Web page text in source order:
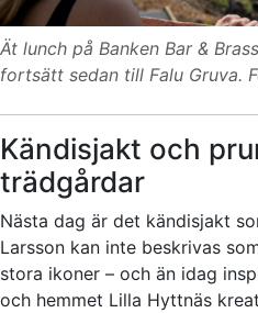
Ät lunch på Banken Bar &
fortsätt sedan till Falu Gruva.
Kändisjakt och
trädgårdar
Nästa dag är det kändisjakt
Larsson kan inte beskrivas
stora ikoner – och än idag
och hemmet Lilla Hyttnäs